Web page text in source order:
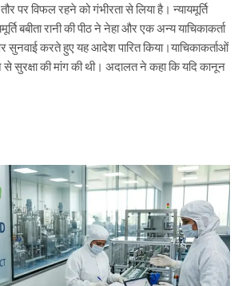
पर विफल रहने को गंभीरता से लिया है। न्यायमूर्ति
बबीता रानी की पीठ ने नेहा और एक अन्य याचिकाकर्ता
पर सुनवाई करते हुए यह आदेश पारित किया।याचिकाकर्ताओं
सुरक्षा की मांग की थी। अदालत ने कहा कि यदि कानून